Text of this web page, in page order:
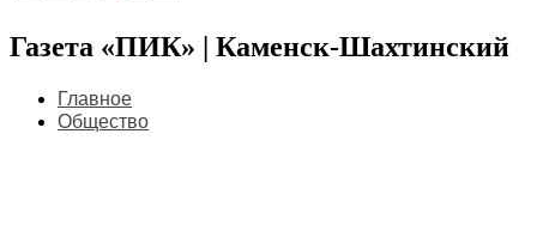
Газета «ПИК» | Каменск-Шахтинский
Главное
Общество